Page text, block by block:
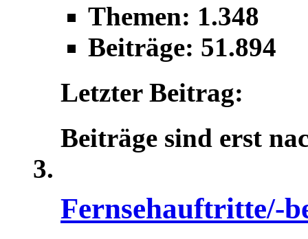
Themen: 1.348
Beiträge: 51.894
Letzter Beitrag:
Beiträge sind erst
Fernsehauftritte/-